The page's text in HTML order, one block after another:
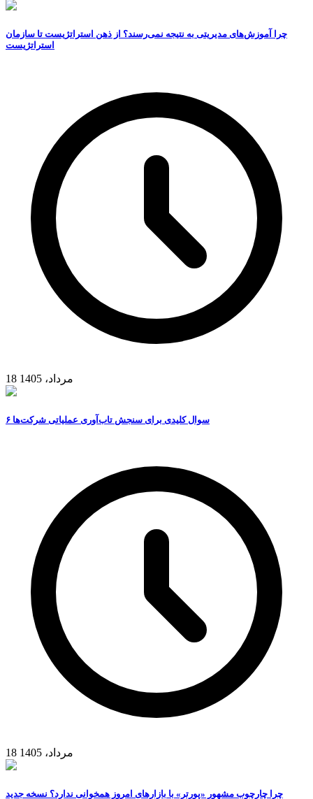
چرا آموزش‌های مدیریتی به نتیجه نمی‌رسند؟ از ذهن استراتژیست تا سازمان
استراتژیست
18 مرداد، 1405
۶ سوال کلیدی برای سنجش تاب‌آوری عملیاتی شرکت‌ها
18 مرداد، 1405
چرا چارچوب مشهور «پورتر» با بازارهای امروز همخوانی ندارد؟ نسخه جدید